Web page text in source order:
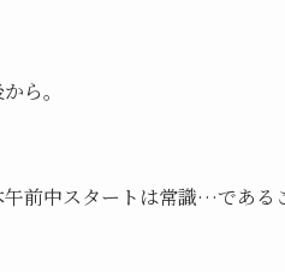
ら。
前中スタートは常識…である